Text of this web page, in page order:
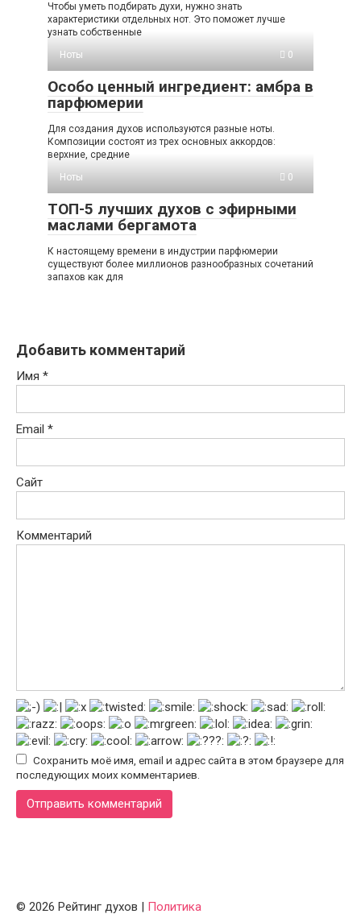
Чтобы уметь подбирать духи, нужно знать
характеристики отдельных нот. Это поможет лучше
узнать собственные
Ноты
0
Особо ценный ингредиент: амбра в
парфюмерии
Для создания духов используются разные ноты.
Композиции состоят из трех основных аккордов:
верхние, средние
Ноты
0
ТОП-5 лучших духов с эфирными
маслами бергамота
К настоящему времени в индустрии парфюмерии
существуют более миллионов разнообразных сочетаний
запахов как для
Добавить комментарий
Имя *
Email *
Сайт
Комментарий
Сохранить моё имя, email и адрес сайта в этом браузере для
последующих моих комментариев.
© 2026 Рейтинг духов | Политика